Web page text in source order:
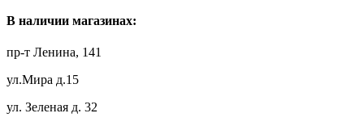
В наличии магазинах:
пр-т Ленина, 141
ул.Мира д.15
ул. Зеленая д. 32